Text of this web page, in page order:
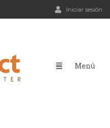
Iniciar sesión